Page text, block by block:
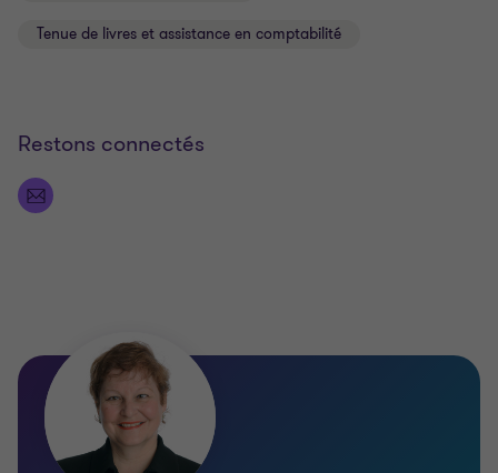
Tenue de livres et assistance en comptabilité
Restons connectés